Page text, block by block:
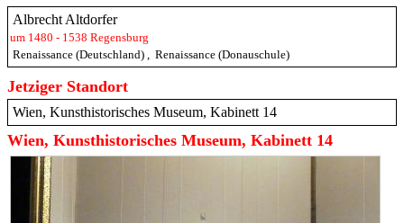
Albrecht Altdorfer
um 1480 - 1538 Regensburg
Renaissance (Deutschland) , Renaissance (Donauschule)
Jetziger Standort
Wien, Kunsthistorisches Museum, Kabinett 14
Wien, Kunsthistorisches Museum, Kabinett 14